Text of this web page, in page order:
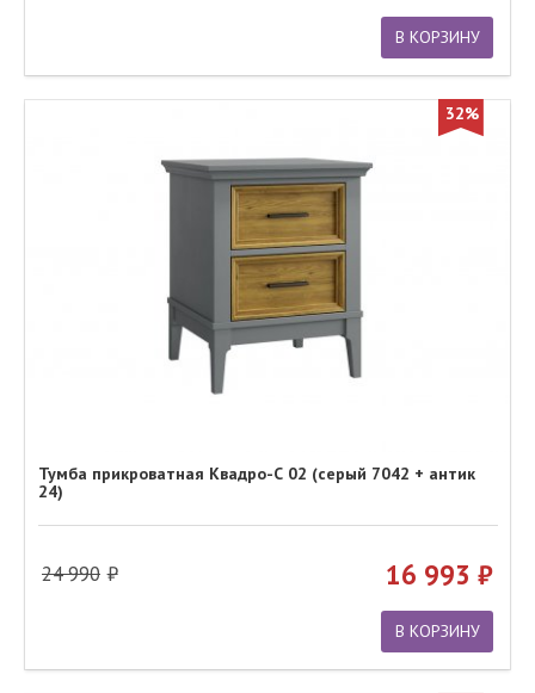
В КОРЗИНУ
32%
Тумба прикроватная Квадро-С 02 (серый 7042 + антик
24)
24 990 16 993
В КОРЗИНУ